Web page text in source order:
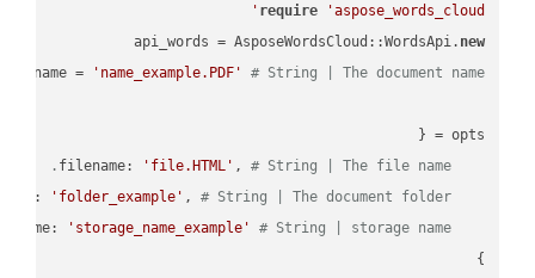
require
'aspose_words_cloud'
api_words = AsposeWordsCloud::WordsApi. new
name =
'name_example.PDF' # String | The document name.
    filename:
'file.HTML' , # String | The file name.
    folder:
'folder_example' , # String | The document folder.
    storage_name:
'storage_name_example'
# String | storage name.